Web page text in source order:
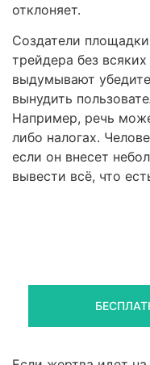
отклоняет.
Создатели
трейдера без
выдумывают
вынудить
Например, речь
либо налогах.
если он внесет
вывести всё, что